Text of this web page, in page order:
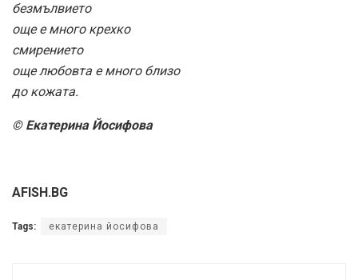
безмълвието
още е много крехко
смирението
още любовта е много близо
до кожата.
© Екатерина Йосифова
AFISH.BG
Tags: екатерина йосифова